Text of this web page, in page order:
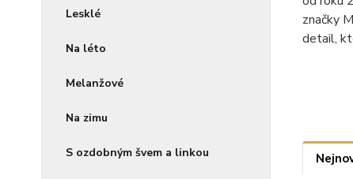
Lesklé
Na léto
Melanžové
Na zimu
S ozdobným švem a linkou
značky
detail,